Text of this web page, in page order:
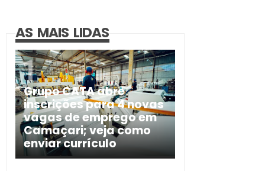
AS MAIS LIDAS
Grupo CATA abre
inscrições para 4 novas
vagas de emprego em
Camaçari; veja como
enviar currículo